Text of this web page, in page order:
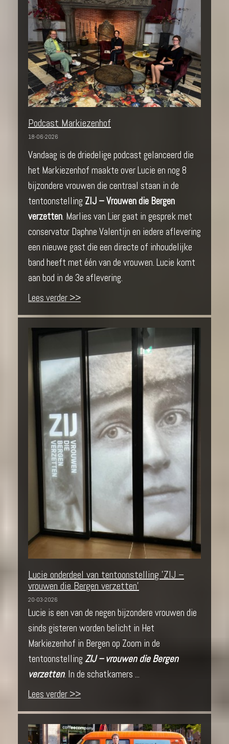
Podcast Markiezenhof
18-06-2026
Vandaag is de driedelige podcast gelanceerd die
het Markiezenhof maakte over Lucie en nog 8
bijzondere vrouwen die centraal staan in de
tentoonstelling ZIJ – Vrouwen die Bergen
verzetten. Marlies van Lier gaat in gesprek met
conservator Daphne Valentijn en iedere aflevering
een nieuwe gast die een directe of inhoudelijke
band heeft met één van de vrouwen. Lucie komt
aan bod in de 3e aflevering.
Lees verder >>
Lucie onderdeel van tentoonstelling 'ZIJ –
vrouwen die Bergen verzetten'
20-03-2026
Lucie is een van de negen bijzondere vrouwen die
sinds gisteren worden belicht in Het
Markiezenhof in Bergen op Zoom in de
tentoonstelling ZIJ – vrouwen die Bergen
verzetten. In de schatkamers ...
Lees verder >>